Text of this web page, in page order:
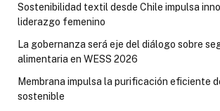
Sostenibilidad textil desde Chile impulsa
liderazgo femenino
La gobernanza será eje del diálogo sobre
alimentaria en WESS 2026
Membrana impulsa la purificación eficiente
sostenible